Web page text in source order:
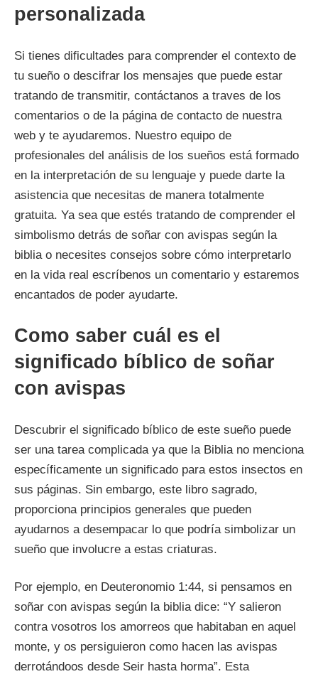
personalizada
Si tienes dificultades para comprender el contexto de
tu sueño o descifrar los mensajes que puede estar
tratando de transmitir, contáctanos a traves de los
comentarios o de la página de contacto de nuestra
web y te ayudaremos. Nuestro equipo de
profesionales del análisis de los sueños está formado
en la interpretación de su lenguaje y puede darte la
asistencia que necesitas de manera totalmente
gratuita. Ya sea que estés tratando de comprender el
simbolismo detrás de soñar con avispas según la
biblia o necesites consejos sobre cómo interpretarlo
en la vida real escríbenos un comentario y estaremos
encantados de poder ayudarte.
Como saber cuál es el
significado bíblico de soñar
con avispas
Descubrir el significado bíblico de este sueño puede
ser una tarea complicada ya que la Biblia no menciona
específicamente un significado para estos insectos en
sus páginas. Sin embargo, este libro sagrado,
proporciona principios generales que pueden
ayudarnos a desempacar lo que podría simbolizar un
sueño que involucre a estas criaturas.
Por ejemplo, en Deuteronomio 1:44, si pensamos en
soñar con avispas según la biblia dice: “Y salieron
contra vosotros los amorreos que habitaban en aquel
monte, y os persiguieron como hacen las avispas
derrotándoos desde Seir hasta horma”. Esta